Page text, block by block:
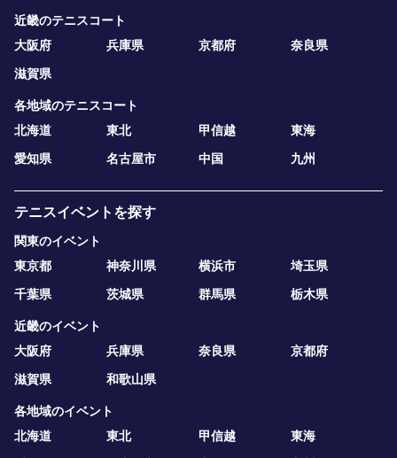
近畿のテニスコート
大阪府
兵庫県 京都府
奈良県
滋賀県
各地域のテニスコート
北海道
東北 甲信越
東海
愛知県
名古屋市 中国 九州
テニスイベントを探す
関東のイベント
東京都
神奈川県 横浜市
埼玉県
千葉県
茨城県 群馬県 栃木県
近畿のイベント
大阪府
兵庫県 奈良県
京都府
滋賀県
和歌山県
各地域のイベント
北海道
東北 甲信越
東海